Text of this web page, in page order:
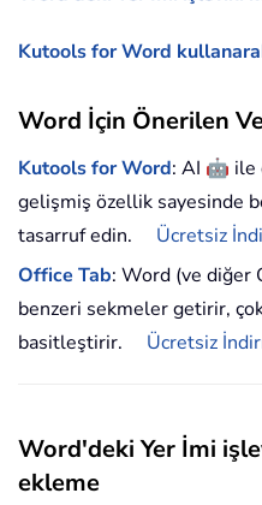
Kutools for Word
Word İçin Önerilen
Kutools for Word: AI 🤖 ile
gelişmiş özellik sayesinde
tasarruf edin.
Ücretsiz
Office Tab: Word (ve diğer
benzeri sekmeler getirir,
basitleştirir.
Ücretsiz
Word'deki Yer İmi
ekleme